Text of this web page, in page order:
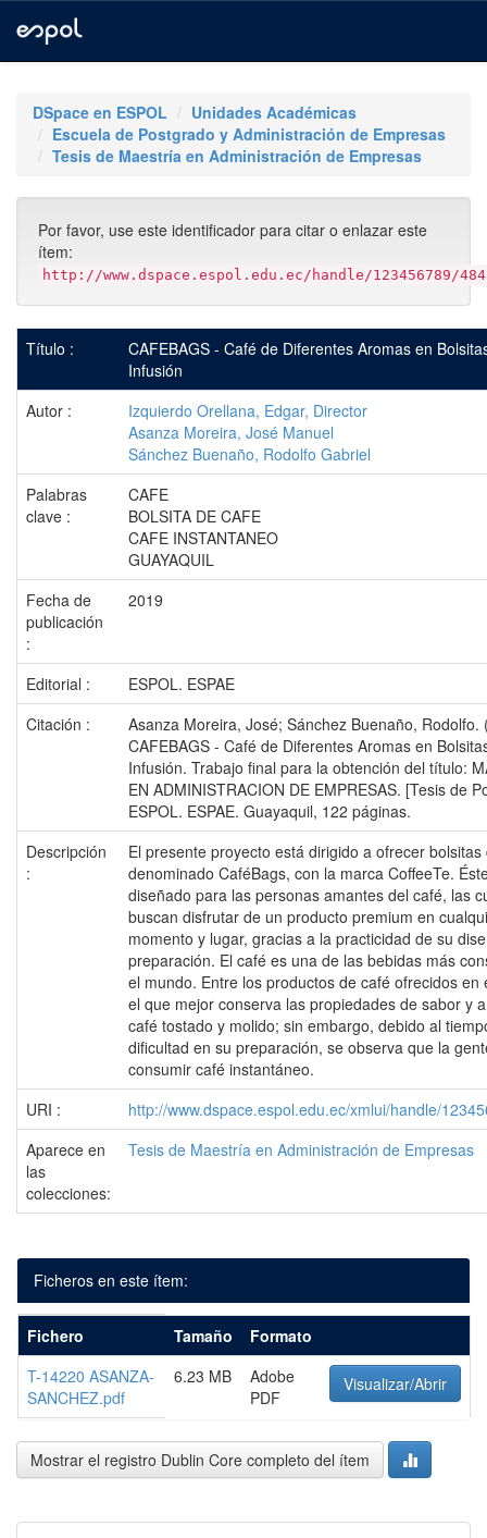
navigationDSpace en ESPOL
Unidades Académicas
Escuela de Postgrado y Administración de Empresas
Tesis de Maestría en Administración de Empresas
Por favor, use este identificador para citar o enlazar este
ítem:
http://www.dspace.espol.edu.ec/handle/123456789/
Título :
CAFEBAGS - Café de Diferentes Aromas en
Infusión
Autor :
Izquierdo Orellana, Edgar, Director
Asanza Moreira, José Manuel
Sánchez Buenaño, Rodolfo Gabriel
Palabras
clave :
CAFE
BOLSITA DE CAFE
CAFE INSTANTANEO
GUAYAQUIL
Fecha de
publicación
:
2019
Editorial :
ESPOL. ESPAE
Citación :
Asanza Moreira, José; Sánchez Buenaño, Rodolfo.
CAFEBAGS - Café de Diferentes Aromas en
Infusión. Trabajo final para la obtención del título:
EN ADMINISTRACION DE EMPRESAS. [Tesis de
ESPOL. ESPAE. Guayaquil, 122 páginas.
Descripción
:
El presente proyecto está dirigido a ofrecer bolsitas
denominado CaféBags, con la marca CoffeeTe.
diseñado para las personas amantes del café, las
buscan disfrutar de un producto premium en
momento y lugar, gracias a la practicidad de su
preparación. El café es una de las bebidas más
el mundo. Entre los productos de café ofrecidos en
el que mejor conserva las propiedades de sabor y
café tostado y molido; sin embargo, debido al
dificultad en su preparación, se observa que la
consumir café instantáneo.
URI :
http://www.dspace.espol.edu.ec/xmlui/handle/
Aparece en
las
colecciones:
Tesis de Maestría en Administración de Empresas
Ficheros en este ítem:
Fichero Tamaño
Formato
T-14220 ASANZA-
SANCHEZ.pdf
6.23 MB
Adobe
PDF
Visualizar/Abrir
Mostrar el registro Dublin Core completo del ítem